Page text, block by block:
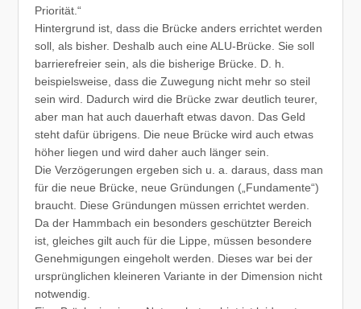
Priorität.“
Hintergrund ist, dass die Brücke anders errichtet werden
soll, als bisher. Deshalb auch eine ALU-Brücke. Sie soll
barrierefreier sein, als die bisherige Brücke. D. h.
beispielsweise, dass die Zuwegung nicht mehr so steil
sein wird. Dadurch wird die Brücke zwar deutlich teurer,
aber man hat auch dauerhaft etwas davon. Das Geld
steht dafür übrigens. Die neue Brücke wird auch etwas
höher liegen und wird daher auch länger sein.
Die Verzögerungen ergeben sich u. a. daraus, dass man
für die neue Brücke, neue Gründungen („Fundamente“)
braucht. Diese Gründungen müssen errichtet werden.
Da der Hammbach ein besonders geschützter Bereich
ist, gleiches gilt auch für die Lippe, müssen besondere
Genehmigungen eingeholt werden. Dieses war bei der
ursprünglichen kleineren Variante in der Dimension nicht
notwendig.